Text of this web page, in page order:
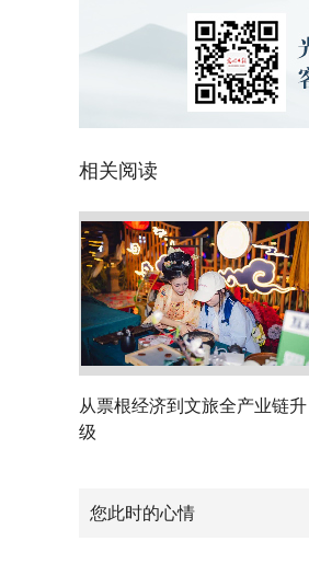
相关阅读
从票根经济到文旅全产业链升
级
您此时的心情